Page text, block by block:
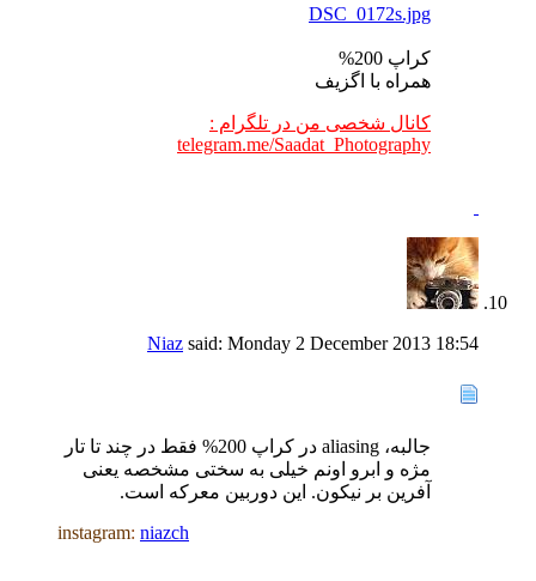
DSC_0172s.jpg
کراپ 200%
همراه با اگزیف
کانال شخصی من در تلگرام :
telegram.me/Saadat_Photography
Niaz said: Monday 2 December 2013 18:54
جالبه، aliasing در کراپ 200% فقط در چند تا تار
مژه و ابرو اونم خیلی به سختی مشخصه یعنی
آفرین بر نیکون. این دوربین معرکه است.
instagram: niazch